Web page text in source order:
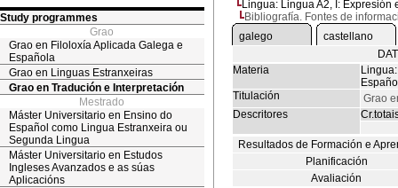
Study programmes
Grao
Grao en Filoloxía Aplicada Galega e
Española
Grao en Linguas Estranxeiras
Grao en Tradución e Interpretación
Mestrado
Máster Universitario en Ensino do
Español como Lingua Estranxeira ou
Segunda Lingua
Máster Universitario en Estudos
Ingleses Avanzados e as súas
Aplicacións
Lingua: Lingua A2, I: Expresión
Bibliografía. Fontes de
galego
castellano
Materia
Titulación
Grao
Descritores
Resultados de Formación e
Planificación
Avaliación